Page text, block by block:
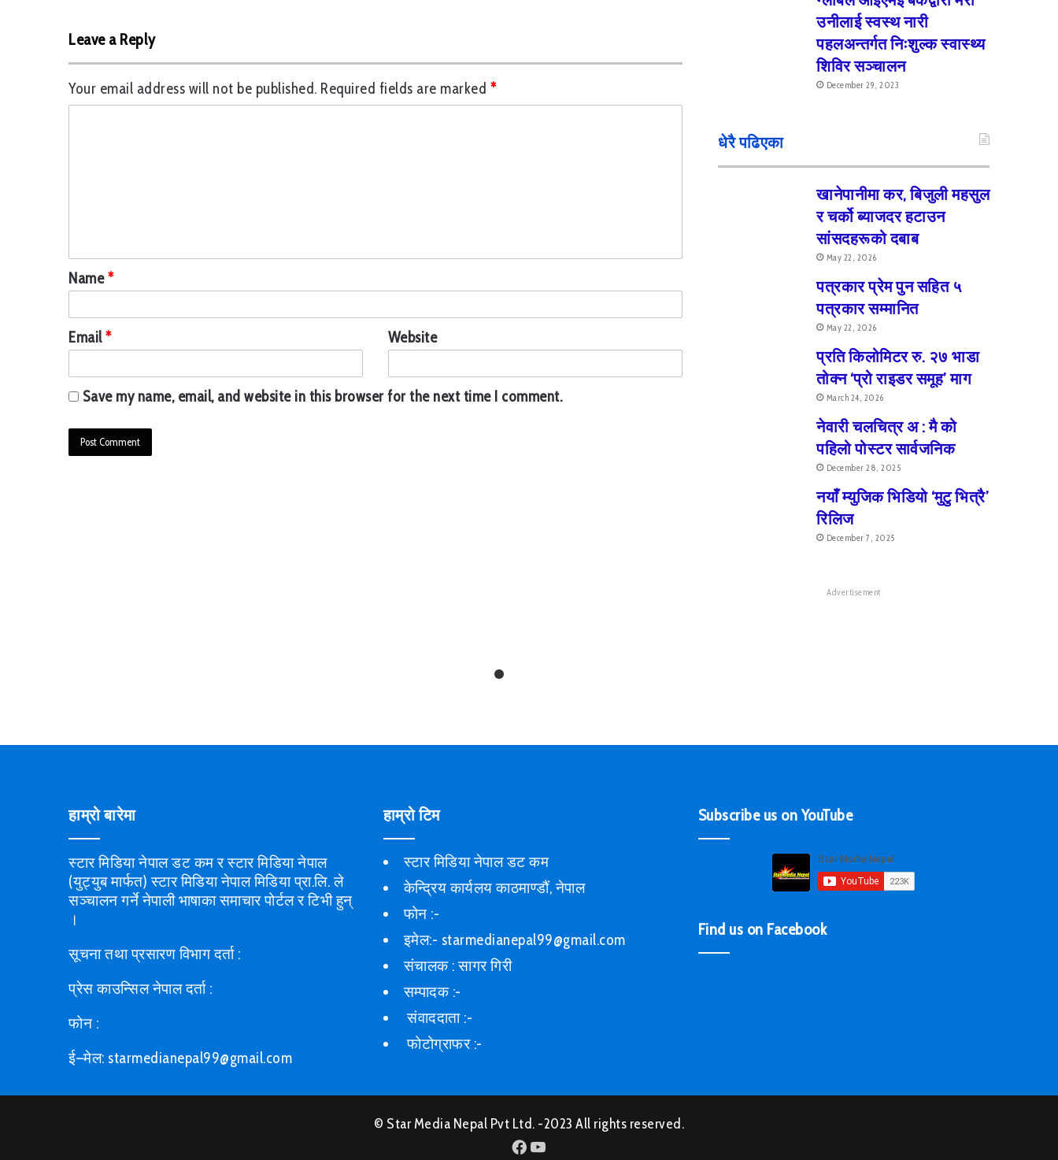
Leave a Reply
Your email address will not be published. Required fields are marked *
t
*
Name*
Email* Website
Save my name, email, and website in this browser for the next time I comment.
उनीलाई स्वस्थ नारी
पहलअन्तर्गत निःशुल्क स्वास्थ्य
शिविर सञ्चालन
December 29, 2023
धेरै पढिएका
खानेपानीमा कर, बिजुली महसुल
र चर्को ब्याजदर हटाउन
सांसदहरूको दबाब
May 22, 2026
पत्रकार प्रेम पुन सहित ५
पत्रकार सम्मानित
May 22, 2026
प्रति किलोमिटर रु. २७ भाडा
तोक्न ‘प्रो राइडर समूह’ माग
March 24, 2026
नेवारी चलचित्र अ : मै को
पहिलो पोस्टर सार्वजनिक
December 28, 2025
नयाँ म्युजिक भिडियो ‘मुटु भित्रै’
रिलिज
December 7, 2025
Advertisement
हाम्रो बारेमा
स्टार मिडिया नेपाल डट कम र स्टार मिडिया नेपाल
(युट्युब मार्फत) स्टार मिडिया नेपाल मिडिया प्रा.लि. ले
सञ्चालन गर्ने नेपाली भाषाका समाचार पोर्टल र टिभी हुन्
।
सूचना तथा प्रसारण विभाग दर्ता :
प्रेस काउन्सिल नेपाल दर्ता :
फोन :
ई–मेल: starmedianepal99@gmail.com
हाम्रो टिम
स्टार मिडिया नेपाल डट कम
केन्द्रिय कार्यलय काठमाण्डौं, नेपाल
फोन :-
इमेल:- starmedianepal99@gmail.com
संचालक : सागर गिरी
सम्पादक :-
संवाददाता :-
फोटोग्राफर :-
Subscribe us on YouTube
Find us on Facebook
© Star Media Nepal Pvt Ltd. -2023 All rights reserved.
Facebook
YouTube